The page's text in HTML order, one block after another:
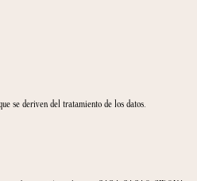
realizar valoraciones automáticas,
que se puedan organizar.